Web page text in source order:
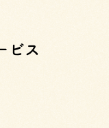
ビス